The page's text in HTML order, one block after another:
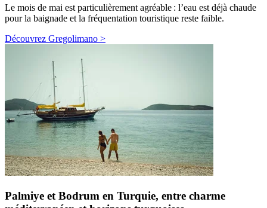
Le mois de mai est particulièrement agréable : l’eau est déjà chaude
pour la baignade et la fréquentation touristique reste faible.
Découvrez Gregolimano >
Palmiye et Bodrum en Turquie, entre charme